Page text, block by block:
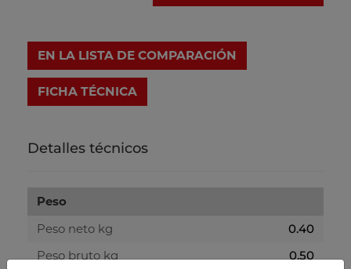
EN LA LISTA DE COMPARACIÓN
FICHA TÉCNICA
Detalles técnicos
Peso
Peso neto kg
0.40
Peso bruto kg
0.50